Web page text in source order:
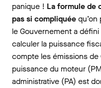
panique ! La formule de
pas si compliquée
le Gouvernement a
calculer la puissance
compte les émissions de
puissance du moteur
administrative (PA) est